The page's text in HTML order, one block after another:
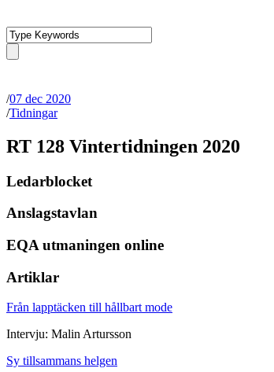
/07 dec 2020
/Tidningar
RT 128 Vintertidningen 2020
Ledarblocket
Anslagstavlan
EQA utmaningen online
Artiklar
Från lapptäcken till hållbart mode
Intervju: Malin Artursson
Sy tillsammans helgen